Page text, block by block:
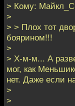
> Кому:
>
> > Плох тот
боярином!!!
>
> Х-м-м... А
мог, как
нет. Даже если
>
>